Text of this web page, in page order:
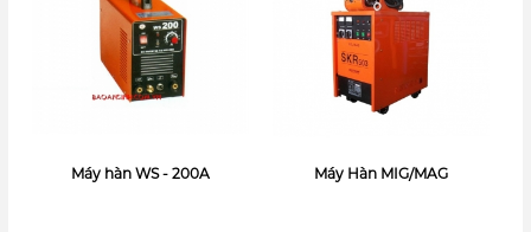
Máy hàn WS - 200A Máy Hàn MIG/MAG